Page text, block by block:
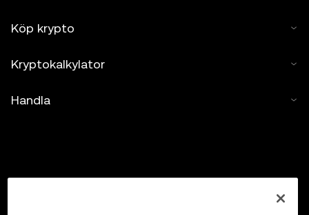
Köp krypto
Kryptokalkylator
Handla